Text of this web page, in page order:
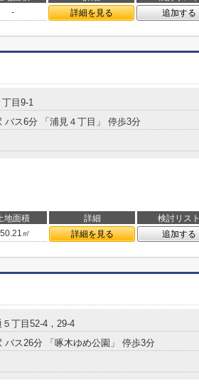
- 詳細を見る 追加する
丁目9-1
バス6分 「浦見４丁目」 停歩3分
地面積 詳細
検討リスト
㎡ 詳細を見る 追加する
５丁目52-4，29-4
バス26分 「啄木ゆめ公園」 停歩3分